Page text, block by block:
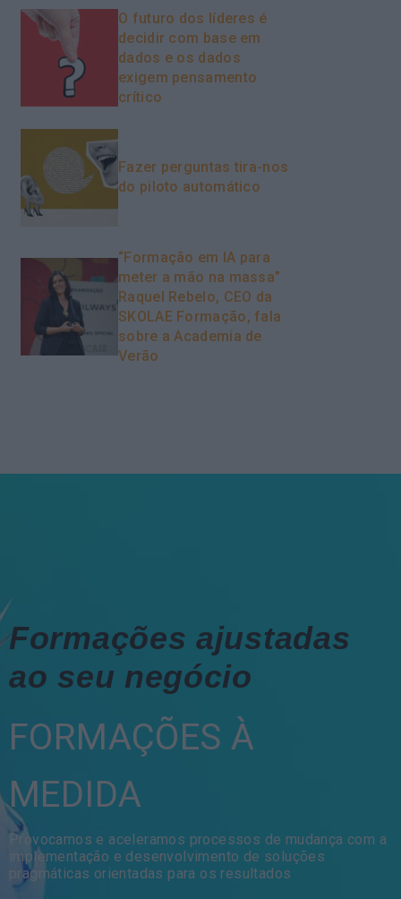
O futuro dos líderes é
decidir com base em
dados e os dados
exigem pensamento
crítico
Fazer perguntas tira-nos
do piloto automático
“Formação em IA para
meter a mão na massa”
Raquel Rebelo, CEO da
SKOLAE Formação, fala
sobre a Academia de
Verão
Formações ajustadas
ao seu negócio
FORMAÇÕES À
MEDIDA
Provocamos e aceleramos processos de mudança com a
implementação e desenvolvimento de soluções
pragmáticas orientadas para os resultados